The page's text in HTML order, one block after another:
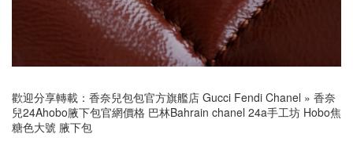
歡迎分享轉載： 香奈兒包包官方旗艦店 Gucci Fendi Chanel » 香奈
兒24Ahobo腋下包官網價格 巴林Bahrain chanel 24a手工坊 Hobo焦
糖色大號 腋下包